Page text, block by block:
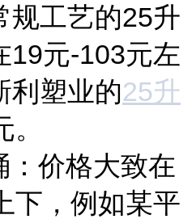
规工艺的25升
19元-103元左
利塑业的25升
。
：价格大致在
下，例如某平